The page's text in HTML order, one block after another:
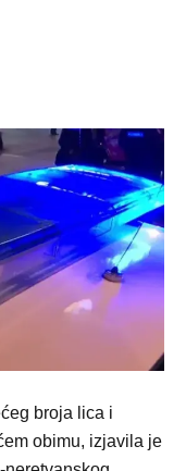
broja lica i
obimu, izjavila je